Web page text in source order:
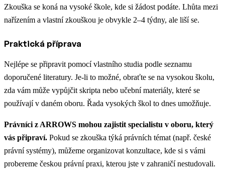
Zkouška se koná na vysoké škole, kde si žádost podáte. Lhůta mezi
nařízením a vlastní zkouškou je obvykle 2–4 týdny, ale liší se.
Praktická příprava
Nejlépe se připravit pomocí vlastního studia podle seznamu
doporučené literatury. Je-li to možné, obraťte se na vysokou školu,
zda vám může vypůjčit skripta nebo učební materiály, které se
používají v daném oboru. Řada vysokých škol to dnes umožňuje.
Právníci z ARROWS mohou zajistit specialistu v oboru, který
vás připraví. Pokud se zkouška týká právních témat (např. české
právní systémy), můžeme organizovat konzultace, kde si s vámi
probereme českou právní praxi, kterou jste v zahraničí nestudovali.